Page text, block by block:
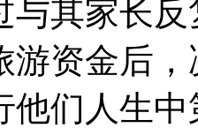
与其家长
游资金后
他们人生